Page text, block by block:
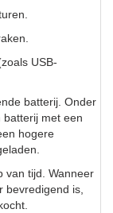
USB-
batterij. Onder
met een
hogere
van tijd. Wanneer
bevredigend is,